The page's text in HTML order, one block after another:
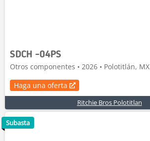
SDCH -04PS
Otros componentes • 2026 • Polotitlán, MX
Haga una oferta
Ritchie Bros Polotitlan
Subasta